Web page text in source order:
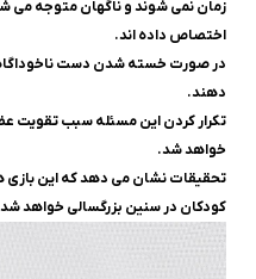
زمان نمی شوند و ناگهان متوجه می
اختصاص داده اند.
در صورت خسته شدن دست ناخوداگاه
دهند.
تکرار کردن این مسئله سبب تقویت
خواهد شد.
تحقیقات نشان می دهد که این
کودکان در سنین بزرگسالی خواهد